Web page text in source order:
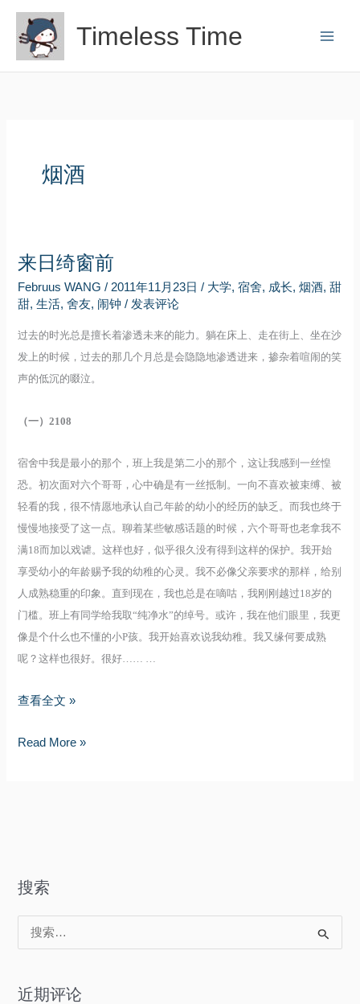
容
Timeless Time
烟酒
来日绮窗前
Februus WANG/ 2011年11月23日/ 大学,宿舍, 成长,烟酒,甜
甜,生活,舍友, 闹钟 / 发表评论
过去的时光总是擅长着渗透未来的能力。躺在床上、走在街上、坐在沙
发上的时候，过去的那几个月总是会隐隐地渗透进来，掺杂着喧闹的笑
声的低沉的啜泣。
（一）2108
宿舍中我是最小的那个，班上我是第二小的那个，这让我感到一丝惶
恐。初次面对六个哥哥，心中确是有一丝抵制。一向不喜欢被束缚、被
轻看的我，很不情愿地承认自己年龄的幼小的经历的缺乏。而我也终于
慢慢地接受了这一点。聊着某些敏感话题的时候，六个哥哥也老拿我不
满18而加以戏谑。这样也好，似乎很久没有得到这样的保护。我开始
享受幼小的年龄赐予我的幼稚的心灵。我不必像父亲要求的那样，给别
人成熟稳重的印象。直到现在，我也总是在嘀咕，我刚刚越过18岁的
门槛。班上有同学给我取“纯净水”的绰号。或许，我在他们眼里，我更
像是个什么也不懂的小P孩。我开始喜欢说我幼稚。我又缘何要成熟
呢？这样也很好。很好…… …
来
绮
查看全文 »
来
Read More »
搜索
索
近期评论